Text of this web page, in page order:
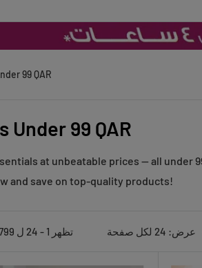
99 QAR
Under 99 QAR
at unbeatable prices — all under
and save on top-quality products!
تظهر 1 - 24 ل 1799 منتجات عرض: 24 لكل صفحة